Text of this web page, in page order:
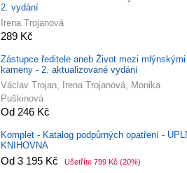
2. vydání
Irena Trojanová
289 Kč
Zástupce ředitele aneb Život mezi mlýnskými
kameny - 2. aktualizované vydání
Václav Trojan, Irena Trojanová, Monika
Puškinová
Od 246 Kč
Komplet - Katalog podpůrných opatření -
KNIHOVNA
Od 3 195 Kč Ušetříte 799 Kč (20%)